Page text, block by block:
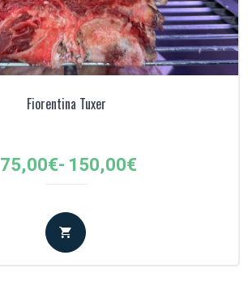
Fiorentina Tuxer
75,00€- 150,00€
Fascia
prezzo:
da
75,00€